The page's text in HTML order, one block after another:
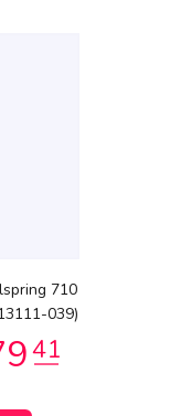
710
039)